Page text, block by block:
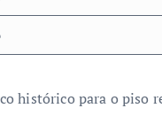
histórico para o piso